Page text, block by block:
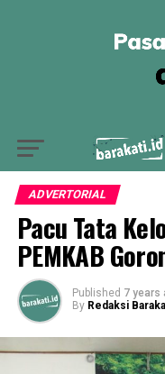
ADVERTORIAL
Pacu Tata
PEMKAB
Published 7 years
By Redaksi